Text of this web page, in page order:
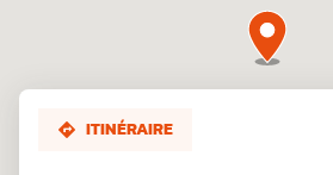
ITINÉRAIRE